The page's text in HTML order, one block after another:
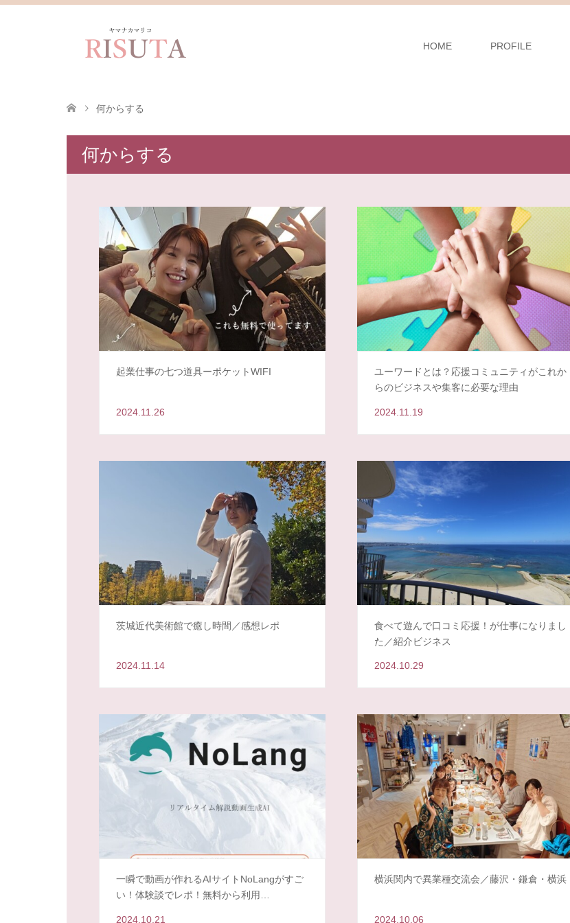
HOME PROFILE
何からする
何からする
起業仕事の七つ道具ーポケットWIFI
2024.11.26
ユーワードとは？応援コミュニティがこれか
らのビジネスや集客に必要な理由
2024.11.19
茨城近代美術館で癒し時間／感想レポ
2024.11.14
食べて遊んで口コミ応援！が仕事になりまし
た／紹介ビジネス
2024.10.29
一瞬で動画が作れるAIサイトNoLangがすご
い！体験談でレポ！無料から利用…
2024.10.21
横浜関内で異業種交流会／藤沢・鎌倉・横浜
2024.10.06